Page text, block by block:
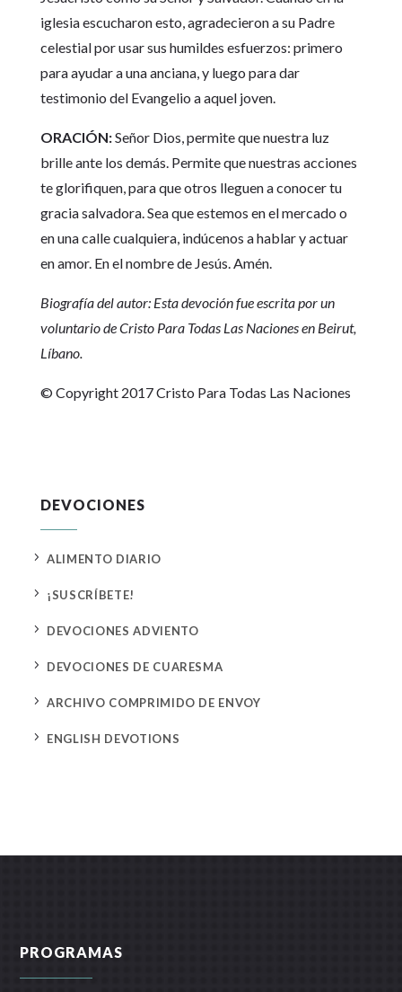
iglesia escucharon esto, agradecieron a su Padre
celestial por usar sus humildes esfuerzos: primero
para ayudar a una anciana, y luego para dar
testimonio del Evangelio a aquel joven.
ORACIÓN:Señor Dios, permite que nuestra luz
brille ante los demás. Permite que nuestras acciones
te glorifiquen, para que otros lleguen a conocer tu
gracia salvadora. Sea que estemos en el mercado o
en una calle cualquiera, indúcenos a hablar y actuar
en amor. En el nombre de Jesús. Amén.
Biografía del autor: Esta devoción fue escrita por un
voluntario de Cristo Para Todas Las Naciones en Beirut,
Líbano.
© Copyright 2017 Cristo Para Todas Las Naciones
DEVOCIONES
5 ALIMENTO DIARIO
5 ¡SUSCRÍBETE!
5 DEVOCIONES ADVIENTO
5 DEVOCIONES DE CUARESMA
5 ARCHIVO COMPRIMIDO DE ENVOY
5 ENGLISH DEVOTIONS
PROGRAMAS